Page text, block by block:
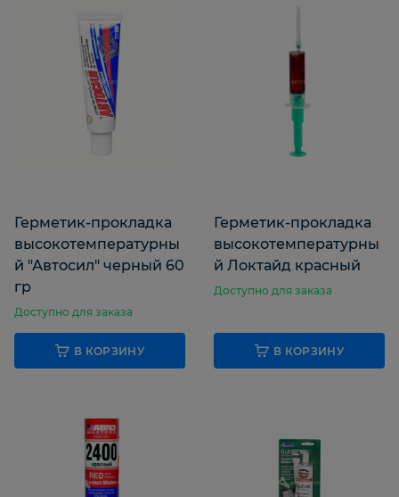
Герметик-прокладка
высокотемпературны
й "Автосил" черный 60
гр
Доступно для заказа
В КОРЗИНУ
Герметик-прокладка
высокотемпературны
й Локтайд красный
Доступно для заказа
В КОРЗИНУ